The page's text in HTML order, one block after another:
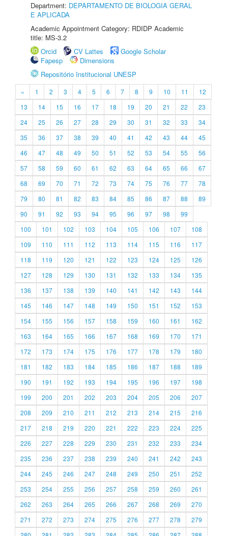
Department: DEPARTAMENTO DE BIOLOGIA GERAL
E APLICADA
Academic Appointment Category: RDIDP Academic
title: MS-3.2
Orcid
CV Lattes
Google Scholar
Fapesp
Dimensions
Repositório Institucional UNESP
« 1 2 3 4 5 6 7 8 9 10 11
12
13
14 15 16 17 18 19 20 21 22
23
24
25 26 27 28 29 30 31 32 33
34
35
36 37 38 39 40 41 42 43 44
45
46
47 48 49 50 51 52 53 54 55
56
57
58 59 60 61 62 63 64 65 66
67
68
69 70 71 72 73 74 75 76 77
78
79
80 81 82 83 84 85 86 87 88
89
90
91 92 93 94 95 96 97 98
99
100
101 102 103 104 105 106 107
108
109
110 111 112 113 114 115 116
117
118
119 120 121 122 123 124 125
126
127
128 129 130 131 132 133 134
135
136
137 138 139 140 141 142 143
144
145
146 147 148 149 150 151 152
153
154
155 156 157 158 159 160 161
162
163
164 165 166 167 168 169 170
171
172
173 174 175 176 177 178 179
180
181
182 183 184 185 186 187 188
189
190
191 192 193 194 195 196 197
198
199
200 201 202 203 204 205 206
207
208
209 210 211 212 213 214 215
216
217
218 219 220 221 222 223 224
225
226
227 228 229 230 231 232 233
234
235
236 237 238 239 240 241 242
243
244
245 246 247 248 249 250 251
252
253
254 255 256 257 258 259 260
261
262
263 264 265 266 267 268 269
270
271
272 273 274 275 276 277 278
279